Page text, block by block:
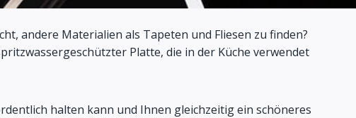
andere Materialien als Tapeten und Fliesen zu finden?
Platte, die in der Küche verwendet
halten kann und Ihnen gleichzeitig ein schöneres